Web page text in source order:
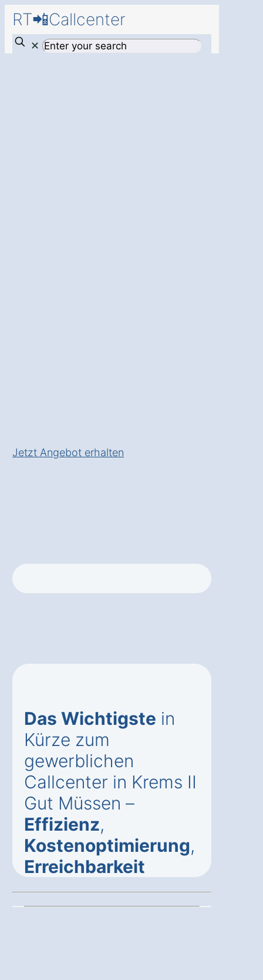
RT📲Callcenter
✕
Jetzt Angebot erhalten
Das Wichtigste in
Kürze zum
gewerblichen
Callcenter in Krems II
Gut Müssen –
Effizienz,
Kostenoptimierung,
Erreichbarkeit